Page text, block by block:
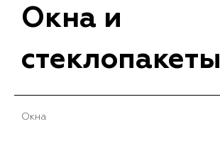
Окна и
стеклопакеты
Окна